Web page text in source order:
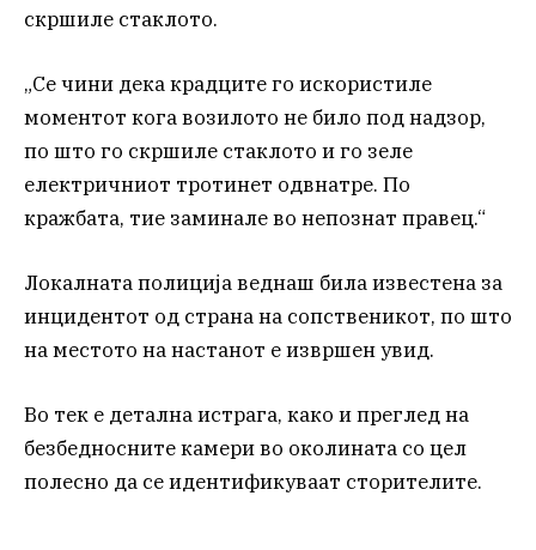
скршиле стаклото.
„Се чини дека крадците го искористиле
моментот кога возилото не било под надзор,
по што го скршиле стаклото и го зеле
електричниот тротинет одвнатре. По
кражбата, тие заминале во непознат правец.“
Локалната полиција веднаш била известена за
инцидентот од страна на сопственикот, по што
на местото на настанот е извршен увид.
Во тек е детална истрага, како и преглед на
безбедносните камери во околината со цел
полесно да се идентификуваат сторителите.